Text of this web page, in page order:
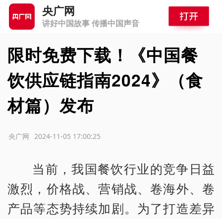
央广网
讲好中国故事 传播中国声音
限时免费下载！《中国餐
饮供应链指南2024》（食
材篇）发布
2024-11-05 17:00:25
央广网
当前，我国餐饮行业的竞争日益
激烈，价格战、营销战、卷海外、卷
产品等态势持续加剧。为了打造差异